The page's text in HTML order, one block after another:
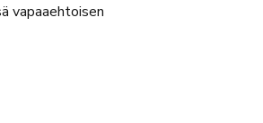
vapaaehtoisen